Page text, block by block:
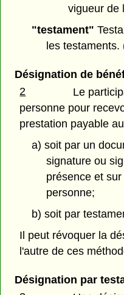
vigueur de
"testament"
les testaments.
Désignation de
2
Le
personne pour
prestation payable
a) soit par un
signature ou
présence et
personne;
b) soit par
Il peut révoquer la
l'autre de ces
Désignation par